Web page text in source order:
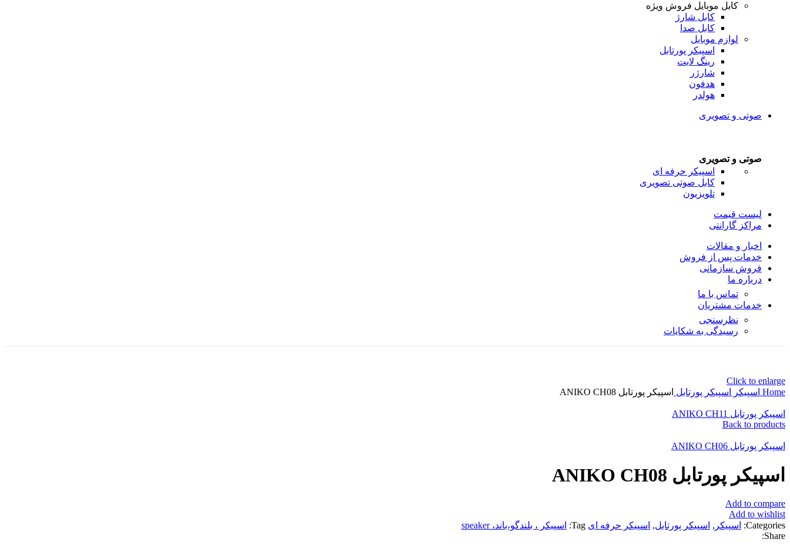
کابل موبایل فروش ویژه
کابل شارژ
کابل صدا
لوازم موبایل
اسپیکر پورتابل
رینگ لایت
شارژر
هدفون
هولدر
صوتی و تصویری
صوتی و تصویری
اسپیکر حرفه ای
کابل صوتی تصویری
تلویزیون
لیست قیمت
مراکز گارانتی
اخبار و مقالات
خدمات پس از فروش
فروش سازمانی
درباره ما
تماس با ما
خدمات مشتریان
نظرسنجی
رسیدگی به شکایات
Click to enlarge
Home اسپیکر اسپیکر پورتابل اسپیکر پورتابل ANIKO CH08
اسپیکر پورتابل ANIKO CH11
Back to products
اسپیکر پورتابل ANIKO CH06
اسپیکر پورتابل ANIKO CH08
Add to compare
Add to wishlist
Categories:
اسپیکر , اسپیکر پورتابل, اسپیکر حرفه ای Tag:
اسپیکر ، بلندگو،باند، speaker
Share: